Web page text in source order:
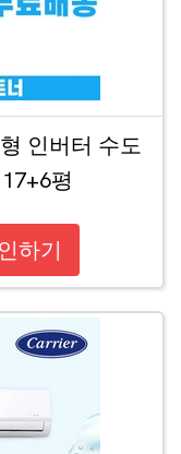
인버터 수도
평
하기